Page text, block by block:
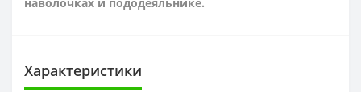
Характеристики